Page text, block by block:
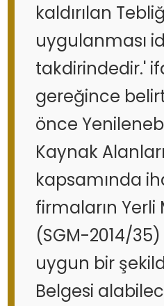
kaldırılan
uygulanması
takdirindedir.'
gereğince
önce
Kaynak
kapsamında
firmaların Yerli
(SGM-2014/
uygun bir
Belgesi